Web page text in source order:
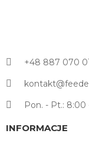
+48 887 070
Pon. - Pt.: 8:00
INFORMACJE